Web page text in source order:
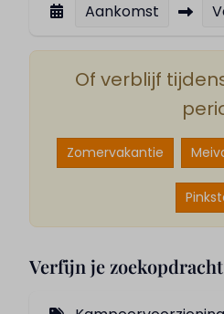
Aankomst
Of verblijf
Zomervakantie
Verfijn je zoekopdracht